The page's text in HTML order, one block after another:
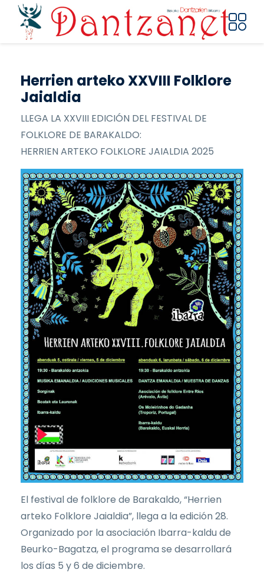
Pasar al contenido principal
Herrien arteko XXVIII Folklore
Jaialdia
LLEGA LA XXVIII EDICIÓN DEL FESTIVAL DE
FOLKLORE DE BARAKALDO:
HERRIEN ARTEKO FOLKLORE JAIALDIA 2025
El festival de folklore de Barakaldo, “Herrien
arteko Folklore Jaialdia”, llega a la edición 28.
Organizado por la asociación Ibarra-kaldu de
Beurko-Bagatza, el programa se desarrollará
los días 5 y 6 de diciembre.